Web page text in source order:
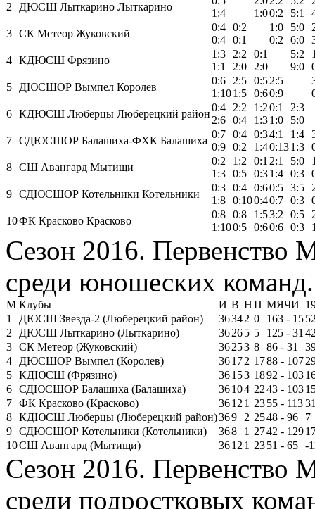
2 ДЮСШ Лыткарино Лыткарино
1:4
1:00:2
5:1
3 СК Метеор Жуковский
0:4
0:4
0:2
0:1
1:0
0:2
5:0
6:0
4 КДЮСШ Фрязино
1:3
1:1
2:2
2:0
0:1
2:0
5:2
9:0
5
ДЮСШОР Вымпел Королев
0:6
1:10
2:5
1:5
0:5
0:6
2:5
0:9
6 КДЮСШ Люберцы Люберецкий район
0:4
2:6
2:2
0:4
1:2
1:3
0:1
1:0
2:3
5:0
7 СДЮСШОР Балашиха-ФХК Балашиха
0:7
0:9
0:4
0:2
0:3
1:4
4:1
0:13
1:4
1:3
8 СШ Авангард Мытищи
0:2
1:3
1:2
0:5
0:1
0:3
2:1
1:4
5:0
0:3
9 СДЮСШОР Котельники Котельники
0:3
1:8
0:4
0:10
0:6
0:4
0:5
0:7
3:5
0:3
10ФК Красково Красково
0:8
1:10
0:8
0:5
1:5
0:6
3:2
0:6
0:5
0:3
Сезон 2016. Первенство
среди юношеских
М Клубы И В НП МЯЧИ
1
ДЮСШ Звезда-2 (Люберецкий район) 36342 0 163 - 15
2
ДЮСШ Лыткарино (Лыткарино) 36265 5 125 - 31
3 СК Метеор (Жуковский) 36253 8 86 - 31
4
ДЮСШОР Вымпел (Королев) 36172 1788 - 107
5 КДЮСШ (Фрязино) 36153 1892 - 103
6 СДЮСШОР Балашиха (Балашиха) 36104 2243 - 103
7 ФК Красково (Красково) 3612 1 2355 - 113
8 КДЮСШ Люберцы (Люберецкий район)369 2 2548 - 96
7
9 СДЮСШОР Котельники (Котельники) 368 1 2742 - 129
10СШ Авангард (Мытищи) 3612 1 2351 - 65 -
Сезон 2016. Первенство
среди подростковых